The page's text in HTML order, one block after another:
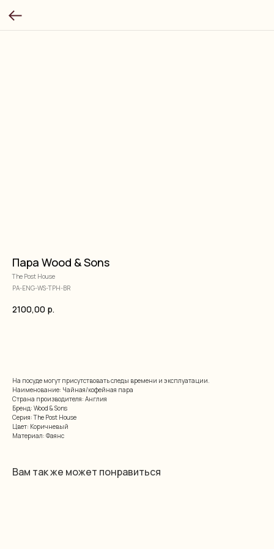
Пара Wood & Sons
The Post House
PA-ENG-WS-TPH-BR
2100,00 р.
На посуде могут присутствовать следы времени и эксплуатации.
Наименование: Чайная/кофейная пара
Страна производителя: Англия
Бренд: Wood & Sons
Серия: The Post House
Цвет: Коричневый
Материал: Фаянс
Вам так же может понравиться